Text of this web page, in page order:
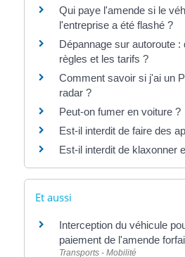
Qui paye l'amende si le
l'entreprise a été flashé ?
Dépannage sur autoroute :
règles et les tarifs ?
Comment savoir si j'ai un
radar ?
Peut-on fumer en voiture ?
Est-il interdit de faire des
Est-il interdit de klaxonner
Et aussi
Interception du véhicule
paiement de l'amende
Transports - Mobilité